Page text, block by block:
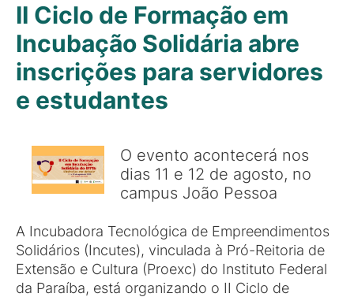
II Ciclo de Formação em
Incubação Solidária abre
inscrições para servidores
e estudantes
O evento acontecerá nos
dias 11 e 12 de agosto, no
campus João Pessoa
A Incubadora Tecnológica de Empreendimentos
Solidários (Incutes), vinculada à Pró-Reitoria de
Extensão e Cultura (Proexc) do Instituto Federal
da Paraíba, está organizando o II Ciclo de